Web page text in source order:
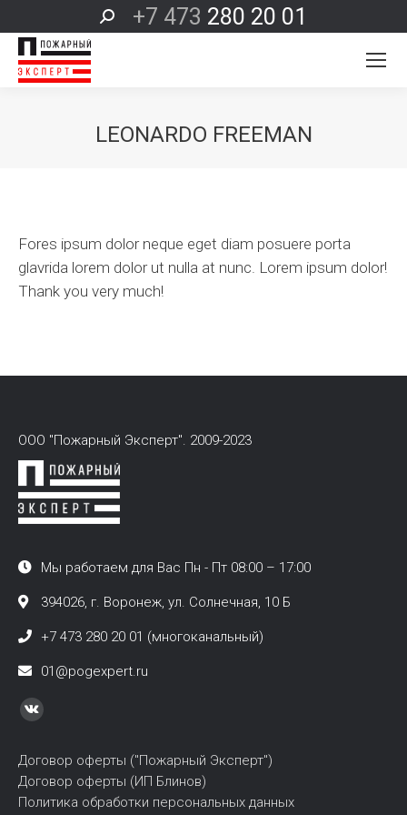
Поиск:+7 473 280 20 01
LEONARDO FREEMAN
Fores ipsum dolor neque eget diam posuere porta
glavrida lorem dolor ut nulla at nunc. Lorem ipsum dolor!
Thank you very much!
ООО "Пожарный Эксперт". 2009-2023
Мы работаем для Вас Пн - Пт 08:00 – 17:00
394026, г. Воронеж, ул. Солнечная, 10 Б
+7 473 280 20 01 (многоканальный)
01@pogexpert.ru
Найдите нас:
Вконтакте
opens
in
Договор оферты ("Пожарный Эксперт")
Договор оферты (ИП Блинов)
Политика обработки персональных данных